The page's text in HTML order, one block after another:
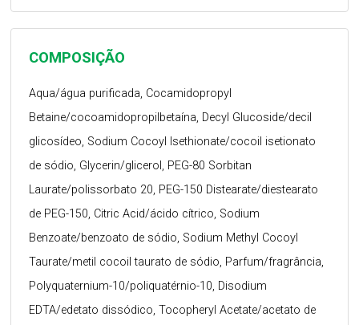
COMPOSIÇÃO
Aqua/água purificada, Cocamidopropyl
Betaine/cocoamidopropilbetaína, Decyl Glucoside/decil
glicosídeo, Sodium Cocoyl Isethionate/cocoil isetionato
de sódio, Glycerin/glicerol, PEG-80 Sorbitan
Laurate/polissorbato 20, PEG-150 Distearate/diestearato
de PEG-150, Citric Acid/ácido cítrico, Sodium
Benzoate/benzoato de sódio, Sodium Methyl Cocoyl
Taurate/metil cocoil taurato de sódio, Parfum/fragrância,
Polyquaternium-10/poliquatérnio-10, Disodium
EDTA/edetato dissódico, Tocopheryl Acetate/acetato de